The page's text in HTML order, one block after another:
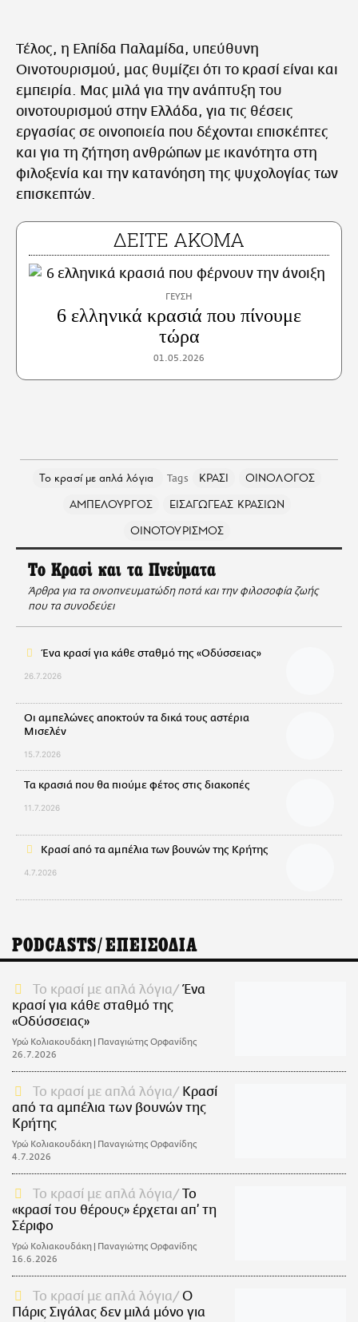
Τέλος, η Ελπίδα Παλαμίδα, υπεύθυνη
Οινοτουρισμού, μας θυμίζει ότι το κρασί είναι και
εμπειρία. Μας μιλά για την ανάπτυξη του
οινοτουρισμού στην Ελλάδα, για τις θέσεις
εργασίας σε οινοποιεία που δέχονται επισκέπτες
και για τη ζήτηση ανθρώπων με ικανότητα στη
φιλοξενία και την κατανόηση της ψυχολογίας των
επισκεπτών.
ΓΕΥΣΗ
6 ελληνικά κρασιά που πίνουμε
τώρα
01.05.2026
Το κρασί με απλά λόγια ΚΡΑΣΙ
ΟΙΝΟΛΟΓΟΣ
ΑΜΠΕΛΟΥΡΓΟΣ
ΕΙΣΑΓΩΓΕΑΣ ΚΡΑΣΙΩΝ
ΟΙΝΟΤΟΥΡΙΣΜΟΣ
Το Κρασί και τα Πνεύματα
Άρθρα για τα οινοπνευματώδη ποτά και την φιλοσοφία ζωής
που τα συνοδεύει
Ένα κρασί για κάθε σταθμό της «Οδύσσειας»
26.7.2026
Οι αμπελώνες αποκτούν τα δικά τους αστέρια
Μισελέν
15.7.2026
Τα κρασιά που θα πιούμε φέτος στις διακοπές
11.7.2026
Κρασί από τα αμπέλια των βουνών της Κρήτης
4.7.2026
PODCASTS/ΕΠΕΙΣΟΔΙΑ
Το κρασί με απλά λόγια
Ένα
κρασί για κάθε σταθμό της
«Οδύσσειας»
Υρώ Κολιακουδάκη | Παναγιώτης Ορφανίδης
26.7.2026
Το κρασί με απλά λόγια
Κρασί
από τα αμπέλια των βουνών της
Κρήτης
Υρώ Κολιακουδάκη | Παναγιώτης Ορφανίδης
4.7.2026
Το κρασί με απλά λόγια
Το
«κρασί του θέρους» έρχεται απ’ τη
Σέριφο
Υρώ Κολιακουδάκη | Παναγιώτης Ορφανίδης
16.6.2026
Το κρασί με απλά λόγια
Ο
Πάρις Σιγάλας δεν μιλά μόνο για